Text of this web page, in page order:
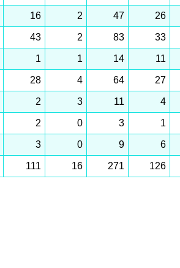
16 2 47 26
43 2 83 33
1 1 14 11
28 4 64 27
2 3 11 4
2 0 3 1
3 0 9 6
111 16 271 126